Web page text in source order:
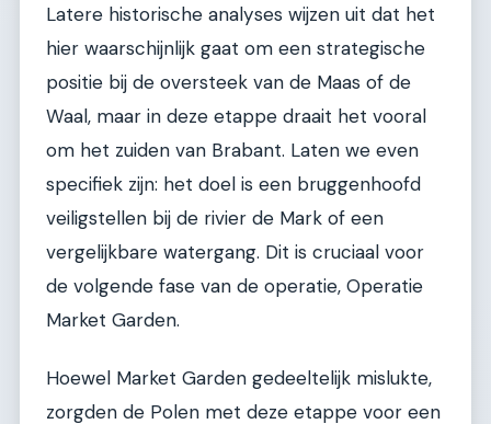
Latere historische analyses wijzen uit dat het
hier waarschijnlijk gaat om een strategische
positie bij de oversteek van de Maas of de
Waal, maar in deze etappe draait het vooral
om het zuiden van Brabant. Laten we even
specifiek zijn: het doel is een bruggenhoofd
veiligstellen bij de rivier de Mark of een
vergelijkbare watergang. Dit is cruciaal voor
de volgende fase van de operatie, Operatie
Market Garden.
Hoewel Market Garden gedeeltelijk mislukte,
zorgden de Polen met deze etappe voor een